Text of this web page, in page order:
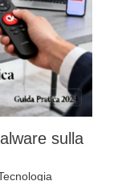
sulla